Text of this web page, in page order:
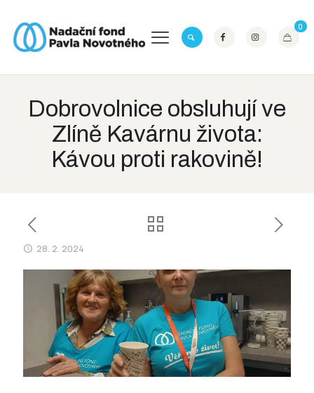
0
Dobrovolnice obsluhují ve
Zlíně Kavárnu života:
Kávou proti rakovině!
28. 2. 2024